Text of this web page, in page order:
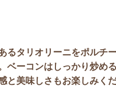
るタリオリーニをポルチ
ベーコンはしっかり炒め
と美味しさもお楽しみくだ